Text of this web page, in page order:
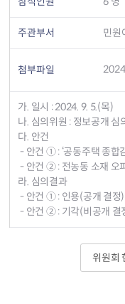
주관부서 민원
첨부파일
가. 일시 : 2024. 9. 5.(목)
나. 심의위원 : 정보공개 심
다. 안건
- 안건 ① : ‘공동주택 종합
- 안건 ② : 전농동 소재 오
라. 심의결과
- 안건 ① : 인용(공개 결정)
- 안건 ② : 기각(비공개 결
위원회